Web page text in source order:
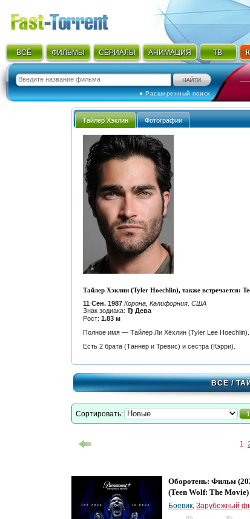
ВСЁ ФИЛЬМЫ СЕРИАЛЫ АНИМАЦИЯ ТВ
● Расширенный поиск
Тайлер Хэклин Фотографии
Тайлер Хэклин (Tyler Hoechlin), также встречается:
11 Сен. 1987 Корона, Калифорния, США
Знак зодиака: ♍ Дева
Рост: 1.83 м
Полное имя — Тайлер Ли Хёхлин (Tyler Lee Hoechlin).
Есть 2 брата (Таннер и Тревис) и сестра (Кэрри).
ВСЁ/
Сортировать:
1
Оборотень: Фильм
(Teen Wolf: The Movie)
Боевик, Зарубежный